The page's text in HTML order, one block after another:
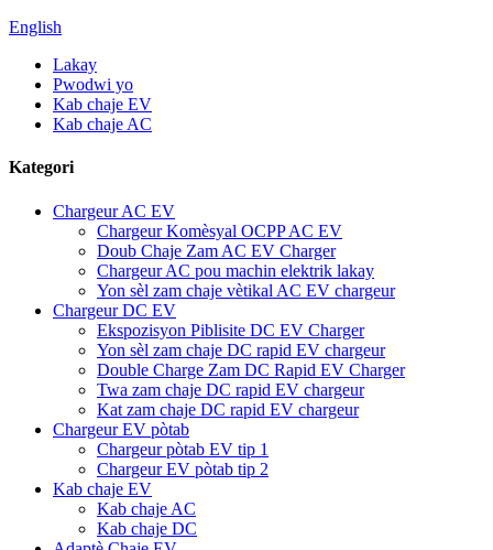
English
Lakay
Pwodwi yo
Kab chaje EV
Kab chaje AC
Kategori
Chargeur AC EV
Chargeur Komèsyal OCPP AC EV
Doub Chaje Zam AC EV Charger
Chargeur AC pou machin elektrik lakay
Yon sèl zam chaje vètikal AC EV chargeur
Chargeur DC EV
Ekspozisyon Piblisite DC EV Charger
Yon sèl zam chaje DC rapid EV chargeur
Double Charge Zam DC Rapid EV Charger
Twa zam chaje DC rapid EV chargeur
Kat zam chaje DC rapid EV chargeur
Chargeur EV pòtab
Chargeur pòtab EV tip 1
Chargeur EV pòtab tip 2
Kab chaje EV
Kab chaje AC
Kab chaje DC